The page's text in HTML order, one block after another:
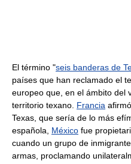
El término "seis banderas de
países que han reclamado el
europeo que, en el ámbito del
territorio texano. Francia
Texas, que sería de lo más
española, México fue
cuando un grupo de
armas, proclamando